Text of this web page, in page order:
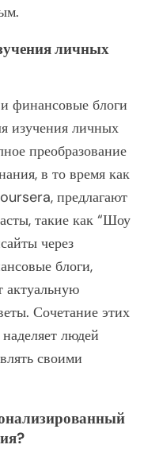
личных
финансовые блоги
изучения личных
преобразование
в то время как
предлагают
такие как “Шоу
через
блоги,
актуальную
Сочетание этих
людей
своими